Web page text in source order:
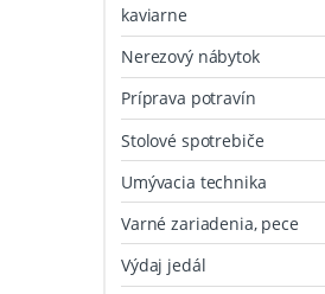
kaviarne
Nerezový nábytok
Príprava potravín
Stolové spotrebiče
Umývacia technika
Varné zariadenia, pece
Výdaj jedál